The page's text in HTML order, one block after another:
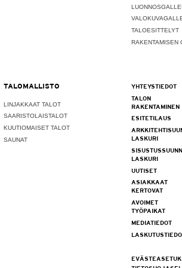
TALOESITTELYT
RAKENTAMISEN
TALOMALLISTO
LINJAKKAAT TALOT
SAARISTOLAISTALOT
KUUTIOMAISET TALOT
SAUNAT
YHTEYSTIEDOT
TALON
RAKENTAMINEN
ESITETILAUS
LASKURI
LASKURI
UUTISET
ASIAKKAAT
KERTOVAT
AVOIMET
TYÖPAIKAT
MEDIATIEDOT